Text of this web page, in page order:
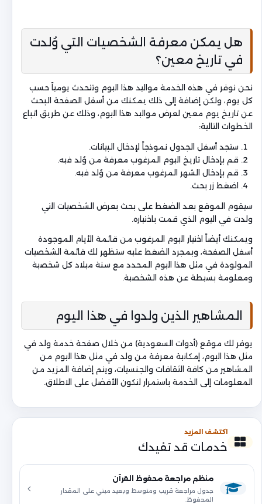
هل يمكن معرفة الشخصيات التي وُلدت
في تاريخ معين؟
نحن نوفر في هذه الخدمة مواليد هذا اليوم وتتحدث يومياً حسب
كل يوم، ولكن إضافة إلى ذلك يمكنك من أسفل الصفحة البحث
عن تاريخ يوم معين لعرض مواليد هذا اليوم، وذلك عن طريق اتباع
الخطوات التالية:
ستجد أسفل الجدول نموذجاً لإدخال البيانات.
قم بإدخال تاريخ اليوم المرغوب معرفة من وُلد فيه.
قم بإدخال الشهر المرغوب معرفة من وُلد فيه.
اضغط زر بحث.
سيقوم الموقع بعد الضغط على بحث بعرض الشخصيات التي
ولدت في اليوم الذي قمت باختياره.
ويمكنك أيضاً اختيار اليوم المرغوب من قائمة الأيام الموجودة
أسفل الصفحة، وبمجرد الضغط عليه ستظهر لك قائمة الشخصيات
المولودة في مثل هذا اليوم المحدد مع سنة ميلاد كل شخصية
ومعلومة بسيطة عن هذه الشخصية.
المشاهير الذين ولدوا في هذا اليوم
يوفر لك موقع (أدوات السعودية) من خلال صفحة خدمة ولد في
مثل هذا اليوم، إمكانية معرفة من ولد في مثل هذا اليوم من
المشاهير من كافة الثقافات والجنسيات، ويتم إضافة المزيد من
المعلومات إلى الخدمة باستمرار لتكون الأفضل على الاطلاق.
اكتشف المزيد
خدمات قد تفيدك
منظم مراجعة محفوظ القرآن
جدول مراجعة قريب ومتوسط وبعيد مبني على المقدار
المحفوظ.